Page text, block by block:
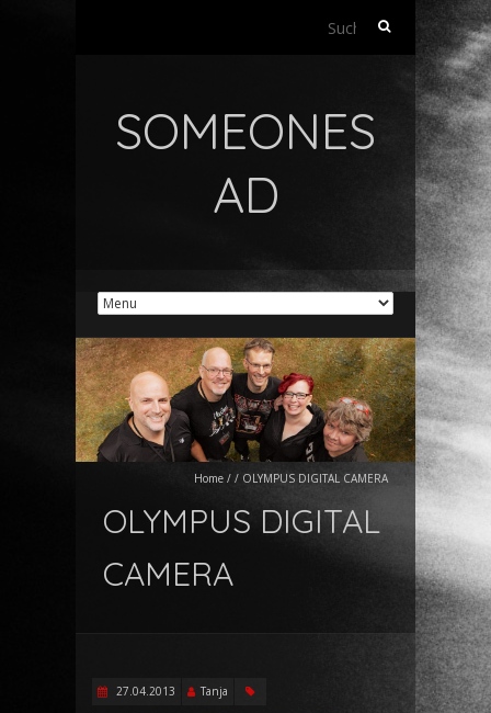
Suchen
SOMEONES
AD
Home / / OLYMPUS DIGITAL CAMERA
OLYMPUS DIGITAL
CAMERA
27.04.2013 Tanja